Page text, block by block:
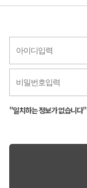
"일치하는 정보가 없습니다